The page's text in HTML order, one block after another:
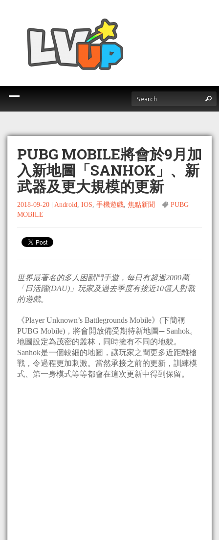
PUBG MOBILE將會於9月加
入新地圖「SANHOK」、新
武器及更大規模的更新
2018-09-20 Android, IOS, 手機遊戲, 焦點新聞
PUBG
MOBILE
世界最著名的多人困獸鬥手遊，每日有超過2000萬
「日活躍(DAU) 」玩家及過去季度有接近10億人對戰
的遊戲。
《Player Unknown’s Battlegrounds Mobile》(下簡稱
PUBG Mobile)，將會開放備受期待新地圖─ Sanhok。
地圖設定為茂密的叢林，同時擁有不同的地貌。
Sanhok是一個較細的地圖，讓玩家之間更多近距離槍
戰，令過程更加刺激。當然承接之前的更新，訓練模
式、第一身模式等等都會在這次更新中得到保留。